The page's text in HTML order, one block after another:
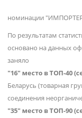
номинации
По результатам
основано на данных
заняло
"16" место в ТОП-40
Беларусь (товарная
соединения
"35" место в ТОП-90